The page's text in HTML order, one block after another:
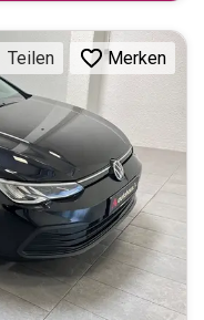
Teilen Merken